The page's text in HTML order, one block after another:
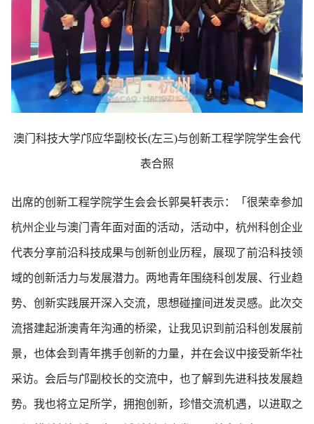
澳门科技大学邝应华副校长(左三)与创新工程学院学生会代
表合照
出席的创新工程学院学生会会长郭昊轩表示： 「很荣幸参加
杭州企业与澳门青年面对面的活动，活动中，杭州科创企业
代表分享前沿科技成果与创新创业历程，展现了前沿科技领
域的创新活力与发展潜力。两地青年围绕科创发展、行业趋
势、创新实践展开深入交流，思想碰撞间迸发灵感。此次交
流搭建起浙澳青年沟通的桥梁，让我见识到前沿科创发展前
景，也体会到青年携手创新的力量，并在会议中接受新华社
采访。会后与邝副校长的交流中，也了解到先进科技发展趋
势。我也将立足所学，拥抱创新，珍惜交流机遇，以进取之